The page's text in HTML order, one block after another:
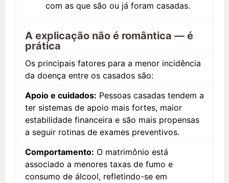
com as que são ou já foram casadas.
A explicação não é romântica — é
prática
Os principais fatores para a menor incidência
da doença entre os casados são:
Apoio e cuidados: Pessoas casadas tendem a
ter sistemas de apoio mais fortes, maior
estabilidade financeira e são mais propensas
a seguir rotinas de exames preventivos.
Comportamento: O matrimônio está
associado a menores taxas de fumo e
consumo de álcool, refletindo-se em